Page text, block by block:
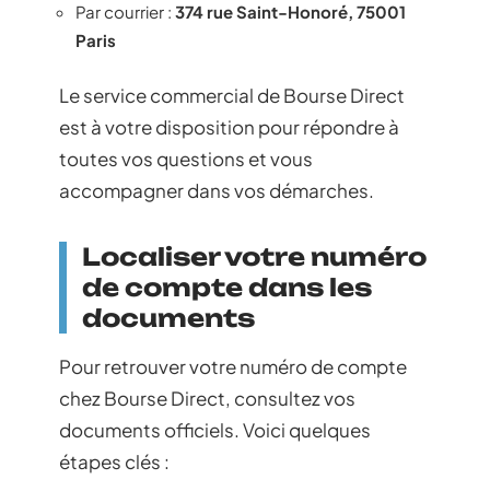
Par courrier : 374 rue Saint-Honoré, 75001
Paris
Le service commercial de Bourse Direct
est à votre disposition pour répondre à
toutes vos questions et vous
accompagner dans vos démarches.
Localiser votre numéro
de compte dans les
documents
Pour retrouver votre numéro de compte
chez Bourse Direct, consultez vos
documents officiels. Voici quelques
étapes clés :